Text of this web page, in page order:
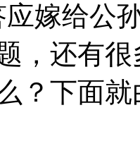
嫁给公
，还有
？下面